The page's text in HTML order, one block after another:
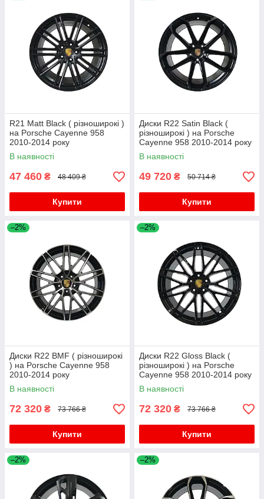
R21 Matt Black ( різноширокі )
на Porsche Cayenne 958
2010-2014 року
В наявності
47 460 ₴ 48 409 ₴
Купити
Диски R22 Satin Black (
різноширокі ) на Porsche
Cayenne 958 2010-2014 року
В наявності
49 720 ₴ 50 714 ₴
Купити
–2%
Диски R22 BMF ( різноширокі
) на Porsche Cayenne 958
2010-2014 року
В наявності
72 320 ₴ 73 766 ₴
Купити
–2%
Диски R22 Gloss Black (
різноширокі ) на Porsche
Cayenne 958 2010-2014 року
В наявності
72 320 ₴ 73 766 ₴
Купити
–2% –2%